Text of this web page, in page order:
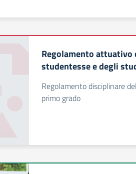
Regolamento
studentesse e degli
Regolamento disciplinare
primo grado